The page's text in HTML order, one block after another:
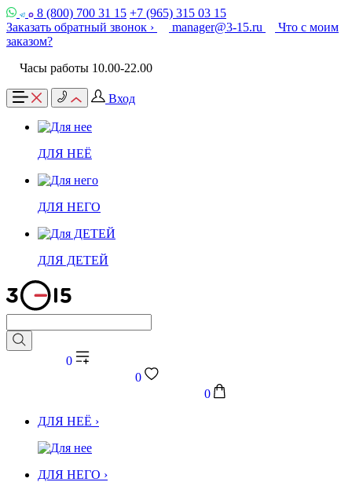
8 (800) 700 31 15 +7 (965) 315 03 15
Заказать обратный звонок ›
manager@3-15.ru
Что с моим
заказом?
Часы работы 10.00-22.00
Вход
ДЛЯ НЕЁ
ДЛЯ НЕГО
ДЛЯ ДЕТЕЙ
0
0
0
ДЛЯ НЕЁ ›
ДЛЯ НЕГО ›